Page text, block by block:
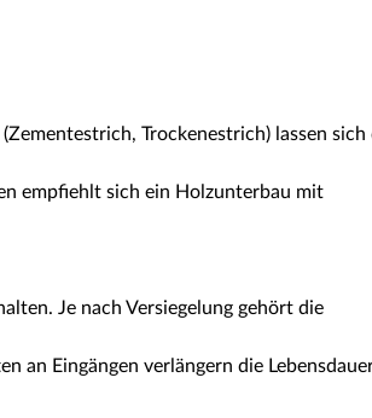
Trockenestrich) lassen sich
empfiehlt sich ein Holzunterbau mit
Je nach Versiegelung gehört die
an Eingängen verlängern die